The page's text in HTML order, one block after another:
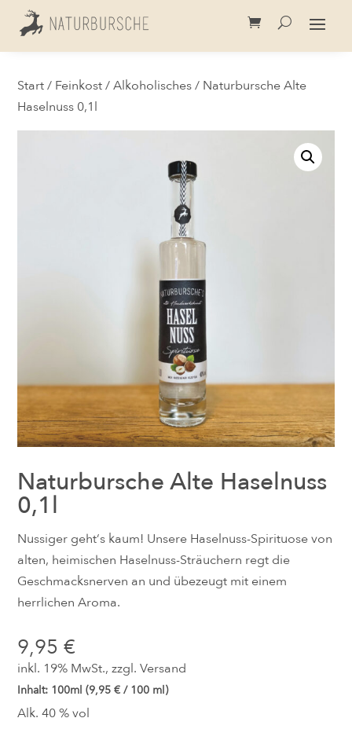
Start/ Feinkost/Alkoholisches/ Naturbursche Alte
Haselnuss 0,1l
Naturbursche Alte Haselnuss
0,1l
Nussiger geht‘s kaum! Unsere Haselnuss-Spirituose von
alten, heimischen Haselnuss-Sträuchern regt die
Geschmacksnerven an und übezeugt mit einem
herrlichen Aroma.
9,95€
inkl. 19% MwSt., zzgl.Versand
Inhalt: 100ml (9,95€ / 100 ml)
Alk. 40 % vol